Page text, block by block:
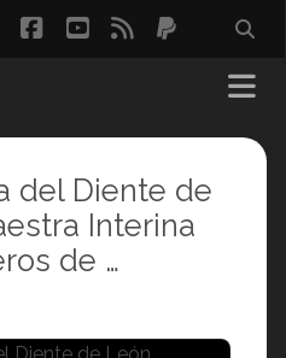
facebook
youtube
rss paypal
del Diente de
Interina
de …